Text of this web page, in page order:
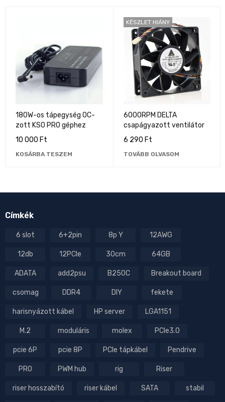
180W-os tápegység OC-
zott KS0 PRO géphez
10 000 Ft
KOSÁRBA TESZEM
KÉSZLET HIÁNY
6000RPM DELTA
csapágyazott ventilátor
6 290 Ft
TOVÁBB OLVASOM
Címkék
6 slot 6+2pin 8p Y 12AWG
12db 12PCIe 30cm 64GB
ADATA add2psu B250C Breakout board
csomag DDR4 DIY fekete
harisnyázott kábel HP server LGA1151
M.2 moduláris molex PCIe3.0
pcie 6P pcie 8P PCIe tápkábel Pendrive
PRO PWM hub rig Riser
riser hosszabító riser kábel SATA stabil